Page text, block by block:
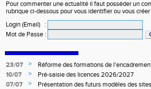
Pour commenter une actualité il faut posséder un
rubrique ci-dessous pour vous identifier ou vous
Login (Email)
:
Mot de Passe :
23/07 >
Réforme des formations de
10/07
>
Pré-saisie des licences 2026/2027
07/07
>
Présentation des futurs modèles des